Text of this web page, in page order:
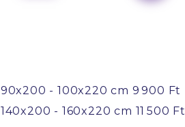
90x200 - 100x220 cm 9 900 Ft
140x200 - 160x220 cm 11 500 Ft